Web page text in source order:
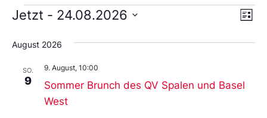
Liste
Jetzt - 24.08.2026
Sie
das
aus.
August 2026
SO.
9
Sommer Brunch des QV Spalen und Basel
West
9. August, 10:00